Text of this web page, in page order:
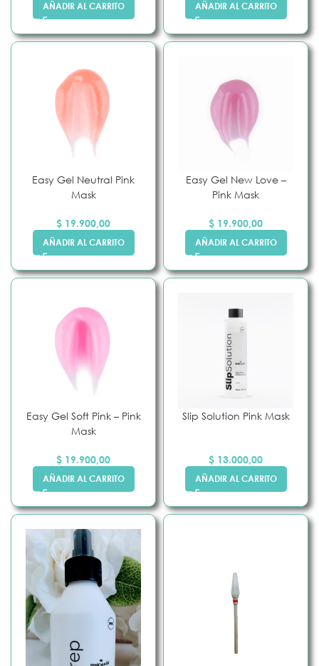
AÑADIR AL CARRITO AÑADIR AL CARRITO
Easy Gel Neutral Pink
Mask
$ 19.900,00
AÑADIR AL CARRITO
Easy Gel New Love –
Pink Mask
$ 19.900,00
AÑADIR AL CARRITO
Easy Gel Soft Pink – Pink
Mask
$ 19.900,00
AÑADIR AL CARRITO
Slip Solution Pink Mask
$ 13.000,00
AÑADIR AL CARRITO